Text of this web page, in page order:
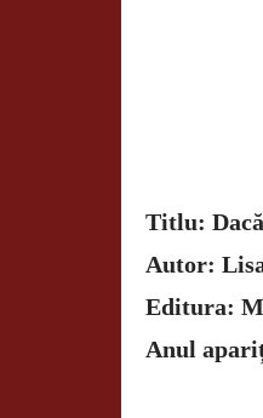
Titlu:
Autor:
Editura:
Anul